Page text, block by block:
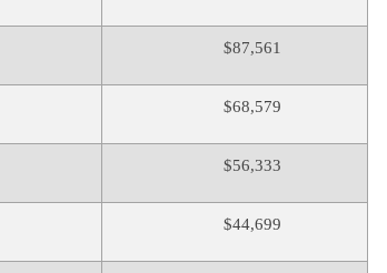
$87,561
$68,579
$56,333
$44,699